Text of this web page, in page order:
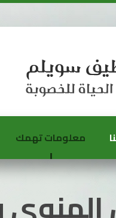
معلومات تهمك